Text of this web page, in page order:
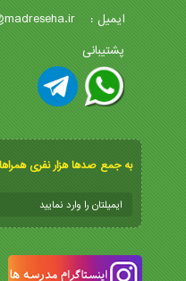
ایمیل :
پشتیبانی
به جمع صدها هزار نفری